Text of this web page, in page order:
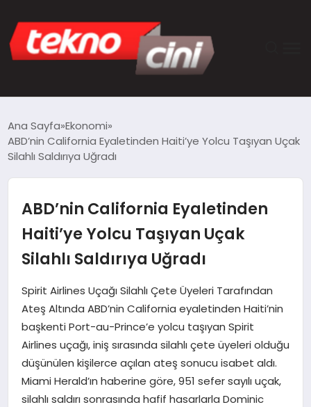
TEKNOLOJI
SAĞLIK
DÜNYA
MAGAZIN
Ana Sayfa Ekonomi
ABD’nin California Eyaletinden Haiti’ye Yolcu Taşıyan Uçak
Silahlı Saldırıya Uğradı
ABD’nin California Eyaletinden
Haiti’ye Yolcu Taşıyan Uçak
Silahlı Saldırıya Uğradı
Spirit Airlines Uçağı Silahlı Çete Üyeleri Tarafından
Ateş Altında ABD’nin California eyaletinden Haiti’nin
başkenti Port-au-Prince’e yolcu taşıyan Spirit
Airlines uçağı, iniş sırasında silahlı çete üyeleri olduğu
düşünülen kişilerce açılan ateş sonucu isabet aldı.
Miami Herald’ın haberine göre, 951 sefer sayılı uçak,
silahlı saldırı sonrasında hafif hasarlarla Dominic